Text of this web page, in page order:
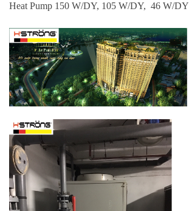
Heat Pump 150 W/DY, 105 W/DY, 46 W/DY